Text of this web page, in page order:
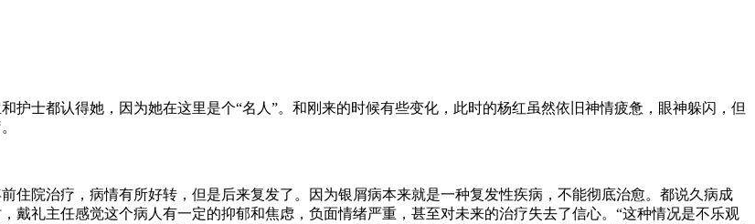
护士都认得她，因为她在这里是个“名人”。和刚来的时候有些变化，此时的杨红虽然依旧神情疲惫，眼神躲闪，但
住院治疗，病情有所好转，但是后来复发了。因为银屑病本来就是一种复发性疾病，不能彻底治愈。都说久病成
戴礼主任感觉这个病人有一定的抑郁和焦虑，负面情绪严重，甚至对未来的治疗失去了信心。“这种情况是不乐观